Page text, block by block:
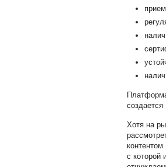
Хотя на
с которой